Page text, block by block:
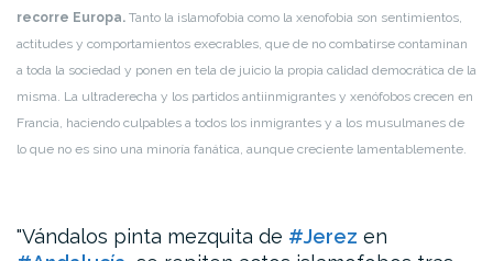
recorre Europa. Tanto la islamofobia como la xenofobia son sentimientos,
actitudes y comportamientos execrables, que de no combatirse contaminan
a toda la sociedad y ponen en tela de juicio la propia calidad democrática de la
misma. La ultraderecha y los partidos antiinmigrantes y xenófobos crecen en
Francia, haciendo culpables a todos los inmigrantes y a los musulmanes de
lo que no es sino una minoría fanática, aunque creciente lamentablemente.
Vándalos pinta mezquita de #Jerez en